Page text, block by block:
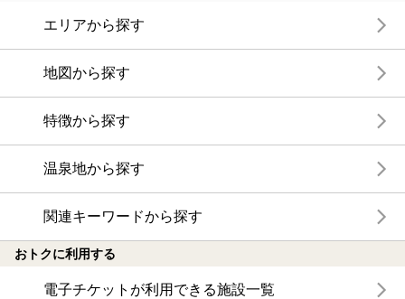
エリアから探す
地図から探す
特徴から探す
温泉地から探す
関連キーワードから探す
おトクに利用する
電子チケットが利用できる施設一覧